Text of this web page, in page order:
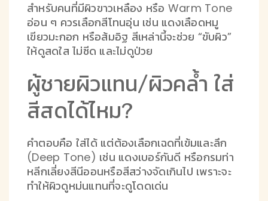
สำหรับคนที่มีผิวขาวเหลือง หรือ Warm Tone
อ่อน ๆ ควรเลือกสีโทนอุ่น เช่น แดงเลือดหมู
เขียวมะกอก หรือส้มอิฐ สีเหล่านี้จะช่วย “ขับผิว”
ให้ดูสดใส ไม่ซีด และไม่ดูป่วย
ผู้ชายผิวแทน/ผิวคล้ำ ใส่
สีสดได้ไหม?
คำตอบคือ ใส่ได้ แต่ต้องเลือกเฉดที่เข้มและลึก
(Deep Tone) เช่น แดงเบอร์กันดี หรือกรมท่า
หลีกเลี่ยงสีนีออนหรือสีสว่างจัดเกินไป เพราะจะ
ทำให้ผิวดูหม่นแทนที่จะดูโดดเด่น